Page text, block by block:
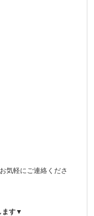
気軽にご連絡くださ
ます▼